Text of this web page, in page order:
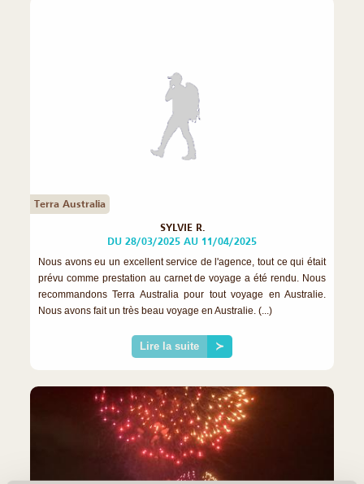
Terra Australia
SYLVIE R.
DU 28/03/2025 AU 11/04/2025
Nous avons eu un excellent service de l'agence, tout ce qui était
prévu comme prestation au carnet de voyage a été rendu. Nous
recommandons Terra Australia pour tout voyage en Australie.
Nous avons fait un très beau voyage en Australie. (...)
Lire la suite ≻